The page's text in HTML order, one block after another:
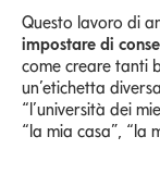
Questo lavoro di
impostare di
come creare tanti
un’etichetta
“l’università dei
“la mia casa”, “la